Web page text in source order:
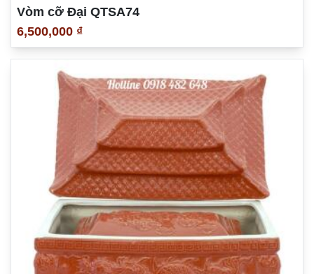
Vòm cỡ Đại QTSA74
6,500,000 ₫